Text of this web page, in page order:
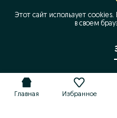
Главная Избранное
Этот сайт использует
в своeм